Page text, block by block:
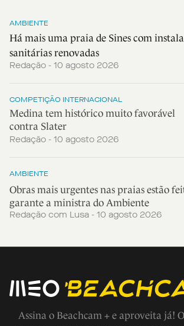
AMBIENTE
Há mais uma praia de Sines com
sanitárias renovadas
Redação - 10 agosto 2026
COMPETIÇÃO INTERNACIONAL
Medina tem histórico muito favorável
contra Slater
Redação - 10 agosto 2026
AMBIENTE
Obras mais urgentes nas praias estão
garante a ministra do Ambiente
Redação com Lusa - 10 agosto 2026
Assina o Beachcam + e aproveita já!